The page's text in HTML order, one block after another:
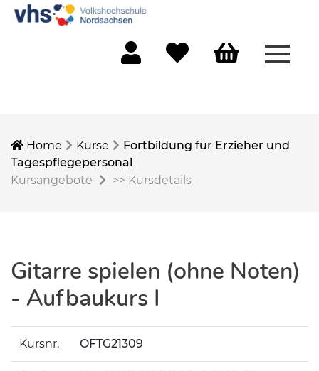
Home Kurse
Fortbildung für Erzieher und
Tagespflegepersonal
Kursangebote
>> Kursdetails
Gitarre spielen (ohne Noten)
- Aufbaukurs I
Kursnr. OFTG21309